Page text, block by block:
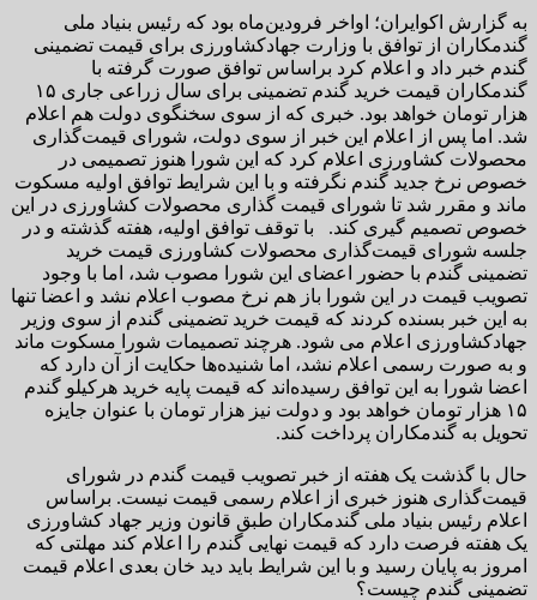
به گزارش اکوایران؛ اواخر فرودین‌ماه بود که رئیس بنیاد ملی
گندمکاران از توافق با وزارت جهادکشاورزی برای قیمت تضمینی
گندم خبر داد و اعلام کرد براساس توافق صورت گرفته با
گندمکاران قیمت خرید گندم تضمینی برای سال زراعی جاری ۱۵
هزار تومان خواهد بود. خبری که از سوی سخنگوی دولت هم اعلام
شد. اما پس از اعلام این خبر از سوی دولت، شورای قیمت‌گذاری
محصولات کشاورزی اعلام کرد که این شورا هنوز تصمیمی در
خصوص نرخ جدید گندم نگرفته و با این شرایط توافق اولیه مسکوت
ماند و مقرر شد تا شورای قیمت گذاری محصولات کشاورزی در این
خصوص تصمیم گیری کند. با توقف توافق اولیه، هفته گذشته و در
جلسه شورای قیمت‌گذاری محصولات کشاورزی قیمت خرید
تضمینی گندم با حضور اعضای این شورا مصوب شد، اما با وجود
تصویب قیمت در این شورا باز هم نرخ مصوب اعلام نشد و اعضا تنها
به این خبر بسنده کردند که قیمت خرید تضمینی گندم از سوی وزیر
جهادکشاورزی اعلام می شود. هرچند تصمیمات شورا مسکوت ماند
و به صورت رسمی اعلام نشد، اما شنیده‌ها حکایت از آن دارد که
اعضا شورا به این توافق رسیده‌اند که قیمت پایه خرید هرکیلو گندم
۱۵ هزار تومان خواهد بود و دولت نیز هزار تومان با عنوان جایزه
تحویل به گندمکاران پرداخت کند.
حال با گذشت یک هفته از خبر تصویب قیمت گندم در شورای
قیمت‌گذاری هنوز خبری از اعلام رسمی قیمت نیست. براساس
اعلام رئیس بنیاد ملی گندمکاران طبق قانون وزیر‌ جهاد کشاورزی
یک هفته فرصت دارد که قیمت نهایی گندم ‌را اعلام کند مهلتی که
امروز به پایان رسید و با این شرایط باید دید خان بعدی اعلام قیمت
تضمینی گندم چیست؟